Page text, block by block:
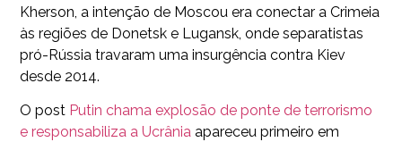
Kherson, a intenção de Moscou era conectar a Crimeia
às regiões de Donetsk e Lugansk, onde separatistas
pró-Rússia travaram uma insurgência contra Kiev
desde 2014.
O post Putin chama explosão de ponte de terrorismo
e responsabiliza a Ucrânia apareceu primeiro em